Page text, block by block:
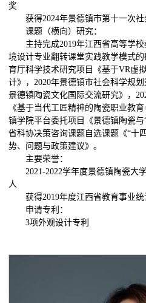
奖
获得2024年景德镇市第十一次
课题（横向）研究：
主持完成2019年江西省高等学
境设计专业翻转课堂实践教学模式
育厅科学技术研究项目《基于VR虚
计》，2020年景德镇市社会科学规
景德镇陶瓷文化国际交流研究》，
《基于当代工匠精神的陶瓷职业教
镇学院平台委托项目《景德镇陶瓷
省科协决策咨询课题自选课题《“十
势、问题与政策建议》。
主要荣誉：
2021-2022学年度景德镇陶瓷大
人
获得2019年度江西省教育事业
申请专利：
3项外观设计专利